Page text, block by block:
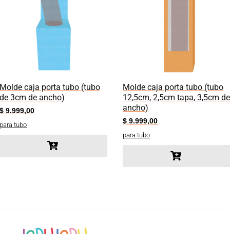
Molde caja porta tubo (tubo
de 3cm de ancho)
$ 9.999,00
para tubo
Molde caja porta tubo (tubo
12,5cm, 2,5cm tapa, 3,5cm de
ancho)
$ 9.999,00
para tubo